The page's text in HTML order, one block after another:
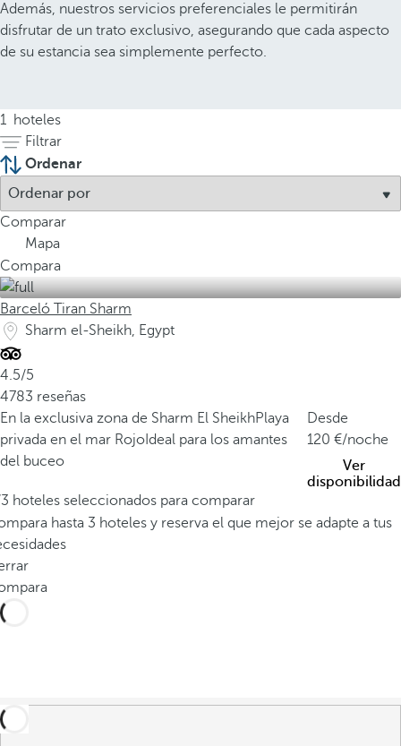
Además, nuestros servicios preferenciales le permitirán
disfrutar de un trato exclusivo, asegurando que cada aspecto
de su estancia sea simplemente perfecto.
1 hoteles
Filtrar
Ordenar
Comparar
Mapa
Compara
Barceló Tiran Sharm
Sharm el-Sheikh, Egypt
4.5/5
4783 reseñas
En la exclusiva zona de Sharm El SheikhPlaya
privada en el mar Rojo Ideal para los amantes
del buceo
Desde
120
/noche
Ver
disponibilidad
hoteles seleccionados para comparar
hasta 3 hoteles y reserva el que mejor se adapte a tus